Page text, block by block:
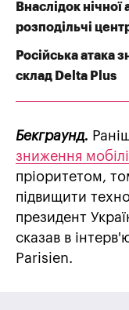
Внаслідок
розподільчі
Російська атака
склад Delta Plus
Бекграунд.
зниження
пріоритетом,
підвищити
президент
сказав в
Parisien.